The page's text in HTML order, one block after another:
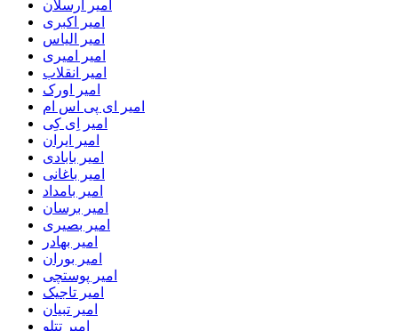
امیر ارسلان
امیر اکبری
امیر الیاس
امیر امیری
امیر انقلاب
امیر اورک
امیر ای پی اس ام
امیر اِی کِی
امیر ایران
امیر بابادی
امیر باغانی
امیر بامداد
امیر برسان
امیر بصیری
امیر بهادر
امیر بوران
امیر پوستچی
امیر تاجیک
امیر تبیان
امیر تتلو